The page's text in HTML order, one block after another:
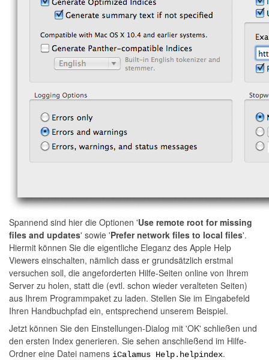
Spannend sind hier die Optionen 'Use remote root for missing
files and updates' sowie 'Prefer network files to local files'.
Hiermit können Sie die eigentliche Eleganz des Apple Help
Viewers einschalten, nämlich dass er grundsätzlich erstmal
versuchen soll, die angeforderten Hilfe-Seiten online von Ihrem
Server zu holen, statt die (evtl. schon wieder veralteten Seiten)
aus Ihrem Programmpaket zu laden. Stellen Sie im Eingabefeld
Ihren Handbuchpfad ein, entsprechend unserem Beispiel.
Jetzt können Sie den Einstellungen-Dialog mit 'OK' schließen und
den ersten Index generieren. Sie sehen anschließend im Hilfe-
Ordner eine Datei namens iCalamus Help.helpindex.